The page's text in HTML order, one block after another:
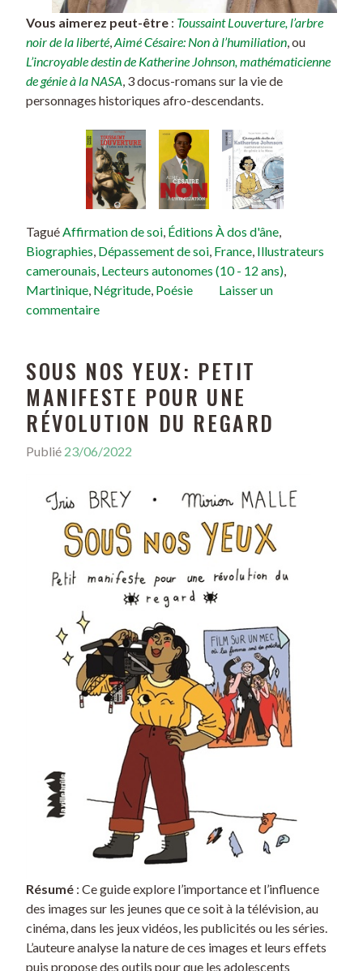
Vous aimerez peut-être : Toussaint Louverture, l’arbre
noir de la liberté Aimé Césaire: Non à l’humiliation , ou
L’incroyable destin de Katherine Johnson, mathématicienne
de génie à la NASA , 3 docus-romans sur la vie de
personnages historiques afro-descendants.
TaguéAffirmation de soi, Éditions À dos d'âne,
Biographies, Dépassement de soi, France, Illustrateurs
camerounais, Lecteurs autonomes (10 - 12 ans),
Martinique, Négritude, Poésie
Laisser un
commentaire
SOUS NOS YEUX: PETIT
MANIFESTE POUR UNE
RÉVOLUTION DU REGARD
Publié 23/06/2022
Résumé : Ce guide explore l’importance et l’influence
des images sur les jeunes que ce soit à la télévision, au
cinéma, dans les jeux vidéos, les publicités ou les séries.
L’auteure analyse la nature de ces images et leurs effets
puis propose des outils pour que les adolescents